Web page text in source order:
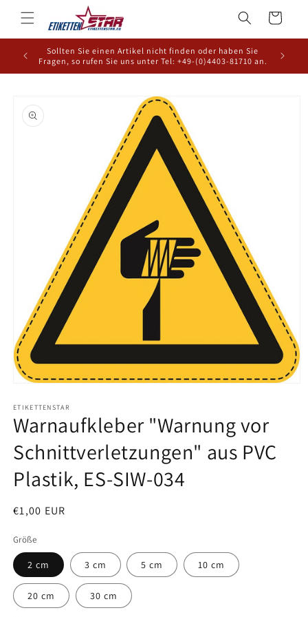
zum
Inhalt
Warenkorb
Sollten Sie einen Artikel nicht finden oder haben Sie
Fragen, so rufen Sie uns unter Tel: +49-(0)4403-81710 an.
in
Modal
öffnen
ETIKETTENSTAR
Warnaufkleber "Warnung vor
Schnittverletzungen" aus PVC
Plastik, ES-SIW-034
SKU:
Normaler
€1,00 EUR
Größe
2 cm 3 cm 5 cm 10 cm
20 cm 30 cm